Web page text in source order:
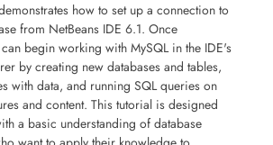
how to set up a connection to
from NetBeans IDE 6.1. Once
begin working with MySQL in the IDE's
by creating new databases and tables,
with data, and running SQL queries on
and content. This tutorial is designed
a basic understanding of database